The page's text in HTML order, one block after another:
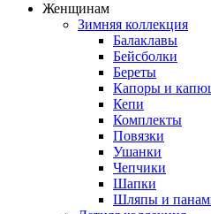
Женщинам
Зимняя коллекция
Балаклавы
Бейсболки
Береты
Капоры и
Кепи
Комплекты
Повязки
Ушанки
Чепчики
Шапки
Шляпы и